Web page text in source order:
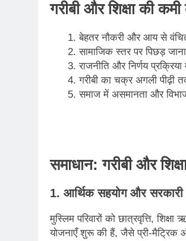
गरीबी और शिक्षा की
बेहतर नौकरी और आय से
सामाजिक स्तर पर पिछड़
राजनीति और निर्णय प्रक्रिया
गरीबी का चक्र अगली पीढ़ी
समाज में असमानता और
समाधान: गरीबी और
1. आर्थिक सहयोग और सरकारी
मुस्लिम परिवारों को छात्रवृत्ति,
योजनाएँ शुरू की हैं, जैसे प्री-मैट्रिक